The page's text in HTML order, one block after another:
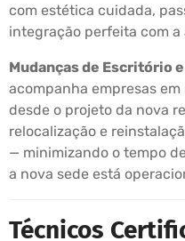
com estética cuidada,
integração perfeita com
Mudanças de Escritório
acompanha empresas
desde o projeto da nova
relocalização e
— minimizando o tempo
a nova sede está
Técnicos